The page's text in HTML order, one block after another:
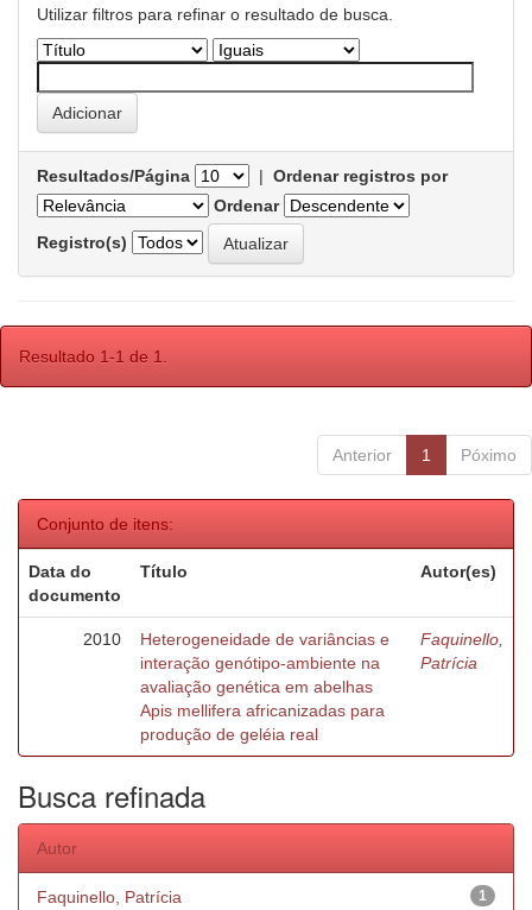
Utilizar filtros para refinar o resultado de busca.
Resultados/Página | Ordenar registros por
Ordenar
Registro(s)
Resultado 1-1 de 1.
Anterior 1 Póximo
Conjunto de itens:
Data do
documento
Título Autor(es)
2010
Heterogeneidade de variâncias e
interação genótipo-ambiente na
avaliação genética em abelhas
Apis mellifera africanizadas para
produção de geléia real
Faquinello,
Patrícia
Busca refinada
Autor
1
Faquinello, Patrícia